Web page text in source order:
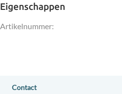
Eigenschappen
Artikelnummer:
Contact